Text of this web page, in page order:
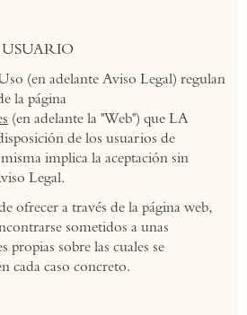
(en adelante Aviso Legal) regulan
la página
(en adelante la "Web") que LA
de los usuarios de
implica la aceptación sin
Legal.
a través de la página web,
sometidos a unas
propias sobre las cuales se
cada caso concreto.